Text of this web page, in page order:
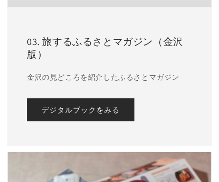
03. 旅するふるさとマガジン（金沢
版）
金沢の見どころを紹介したふるさとマガジン
デジタルブックをみる